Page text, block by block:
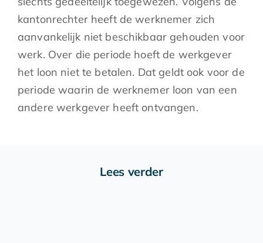
kantonrechter heeft de werknemer zich
aanvankelijk niet beschikbaar gehouden voor
werk. Over die periode hoeft de werkgever
het loon niet te betalen. Dat geldt ook voor de
periode waarin de werknemer loon van een
andere werkgever heeft ontvangen.
Lees verder